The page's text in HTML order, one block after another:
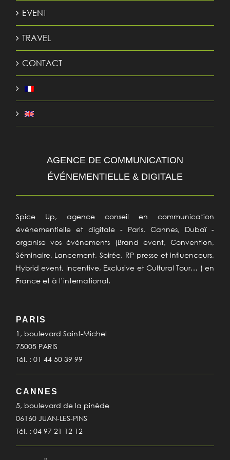
EVENT
TRAVEL
CONTACT
AGENCE DE COMMUNICATION
ÉVÉNEMENTIELLE & DIGITALE
Spice Up, agence conseil en communication
événementielle et digitale - Paris, Cannes, Dubaï -
organise vos événements (Brand event, Convention,
Séminaire, Lancement, Soirée, RP presse et influenceurs,
Hybrid event, Incentive, Exclusive et Cultural Tour… ) en
France et à l’international.
PARIS
1, boulevard Saint-Michel
75005 PARIS
Tél. : 01 44 50 39 99
CANNES
5, boulevard de la pinède
06160 JUAN-LES-PINS
Tél. : 04 97 21 12 12